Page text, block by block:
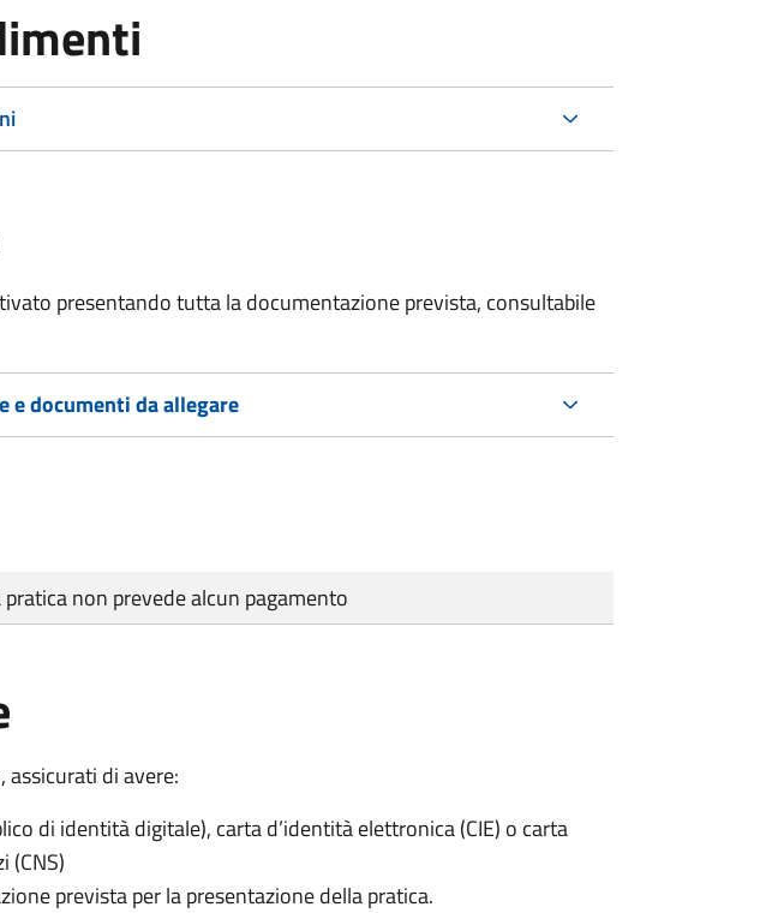
presentando tutta la documentazione prevista, consultabile
e documenti da allegare
non prevede alcun pagamento
assicurati di avere:
di identità digitale), carta d’identità elettronica (CIE) o carta
(CNS)
prevista per la presentazione della pratica.